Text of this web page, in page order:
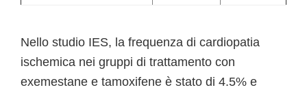
Nello studio IES, la frequenza di cardiopatia
ischemica nei gruppi di trattamento con
exemestane e tamoxifene è stato di 4.5% e